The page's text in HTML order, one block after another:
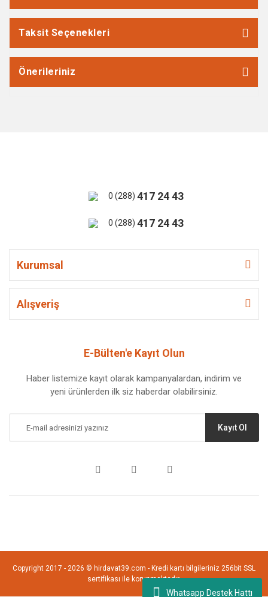
Whatsapp Destek Hattı
Taksit Seçenekleri
Önerileriniz
0 (288) 417 24 43
0 (288) 417 24 43
Kurumsal
Alışveriş
E-Bülten'e Kayıt Olun
Haber listemize kayıt olarak kampanyalardan, indirim ve
yeni ürünlerden ilk siz haberdar olabilirsiniz.
Kayıt Ol
Copyright 2017 - 2026 © hirdavat39.com - Kredi kartı bilgileriniz 256bit SSL
sertifikası ile korunmaktadır.